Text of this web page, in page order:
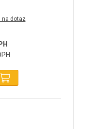
na dotaz